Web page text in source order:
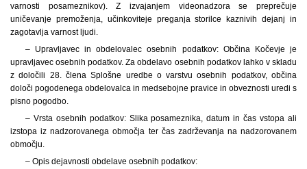
varnosti posameznikov). Z izvajanjem videonadzora se preprečuje
uničevanje premoženja, učinkoviteje preganja storilce kaznivih dejanj in
zagotavlja varnost ljudi.
– Upravljavec in obdelovalec osebnih podatkov: Občina Kočevje je
upravljavec osebnih podatkov. Za obdelavo osebnih podatkov lahko v skladu
z določili 28. člena Splošne uredbe o varstvu osebnih podatkov, občina
določi pogodenega obdelovalca in medsebojne pravice in obveznosti uredi s
pisno pogodbo.
– Vrsta osebnih podatkov: Slika posameznika, datum in čas vstopa ali
izstopa iz nadzorovanega območja ter čas zadrževanja na nadzorovanem
območju.
– Opis dejavnosti obdelave osebnih podatkov: